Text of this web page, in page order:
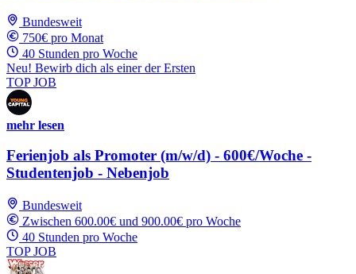
Bundesweit
750€ pro Monat
40 Stunden pro Woche
Neu! Bewirb dich als einer der Ersten
TOP JOB
mehr lesen
Ferienjob als Promoter (m/w/d) - 600€/Woche -
Studentenjob - Nebenjob
Bundesweit
Zwischen 600.00€ und 900.00€ pro Woche
40 Stunden pro Woche
TOP JOB